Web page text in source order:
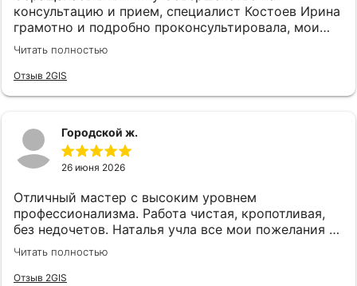
консультацию и прием, специалист Костоев Ирина
грамотно и подробно проконсультировала, мои
страхи улетучились и провели необходимую
процедуру лазером. Очень довольна☺Всем
рекомеедую
Читать полностью
Отзыв 2GIS
Городской ж.
26 июня 2026
Отличный мастер с высоким уровнем
профессионализма. Работа чистая, кропотливая,
без недочетов. Наталья учла все мои пожелания и
дала грамотные рекомендации по форме и цвету.
Маникюр выполнен аккуратно, результат
полностью соответствует ожиданиям.
Читать полностью
Отзыв 2GIS